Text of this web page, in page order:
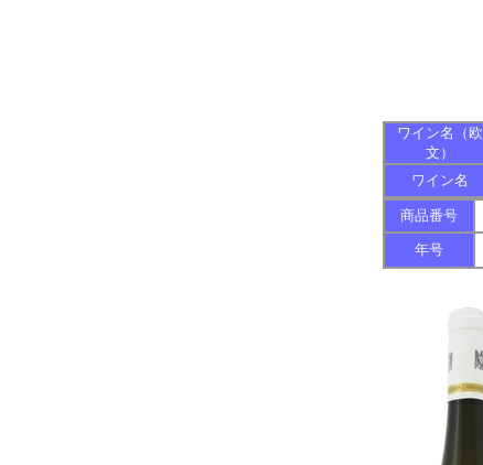
ワイン名（欧
文）
ワイン名
商品番号
年号